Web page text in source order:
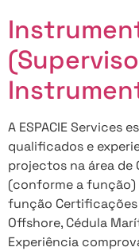
A ESPACIE Services
qualificados e
projectos na área de
(conforme a função)
função Certificações
Offshore, Cédula
Experiência